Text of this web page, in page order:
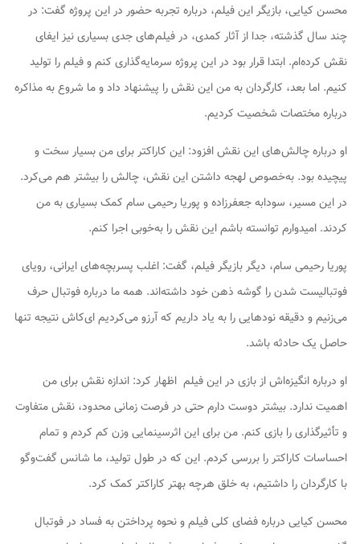
محسن کیایی، بازیگر این فیلم، درباره تجربه حضور در این پروژه گفت: در
چند سال گذشته، جدا از آثار کمدی، در فیلم‌های جدی بسیاری نیز ایفای
نقش کرده‌ام. ابتدا قرار بود در این پروژه سرمایه‌گذاری کنم و فیلم را تولید
کنیم. اما بعد، کارگردان به من این نقش را پیشنهاد داد و ما شروع به مذاکره
درباره مختصات شخصیت کردیم.
او درباره چالش‌های این نقش افزود: این کاراکتر برای من بسیار سخت و
پیچیده بود. به‌خصوص لهجه داشتن این نقش، چالش را بیشتر هم می‌کرد.
در این مسیر، سودابه جعفرزاده و پوریا رحیمی سام کمک بسیاری به من
کردند. امیدوارم توانسته باشم این نقش را به‌خوبی اجرا کنم.
پوریا رحیمی سام، دیگر بازیگر فیلم، گفت: اغلب پسربچه‌های ایرانی، رویای
فوتبالیست شدن را گوشه ذهن خود داشته‌اند. همه ما درباره فوتبال حرف
می‌زنیم و دقیقه نودهایی را به یاد داریم که آرزو می‌کردیم ای‌کاش نتیجه تنها
حاصل یک حادثه باشد.
او درباره انگیزه‌اش از بازی در این فیلم اظهار کرد: اندازه نقش برای من
اهمیت ندارد. بیشتر دوست دارم حتی در فرصت زمانی محدود، نقش متفاوت
و تأثیرگذاری را بازی کنم. من برای این اثرسینمایی وزن کم کردم و تمام
احساسات کاراکتر را بررسی کردم. این که در طول تولید، ما شانس گفت‌وگو
با کارگردان را داشتیم، به خلق هرچه بهتر کاراکتر کمک کرد.
محسن کیایی درباره فضای کلی فیلم و نحوه پرداختن به فساد در فوتبال